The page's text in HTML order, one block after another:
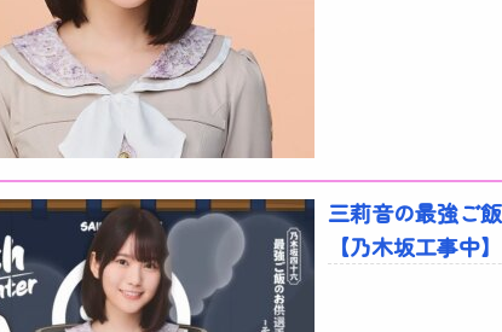
三莉音の最強ご
【乃木坂工事中】